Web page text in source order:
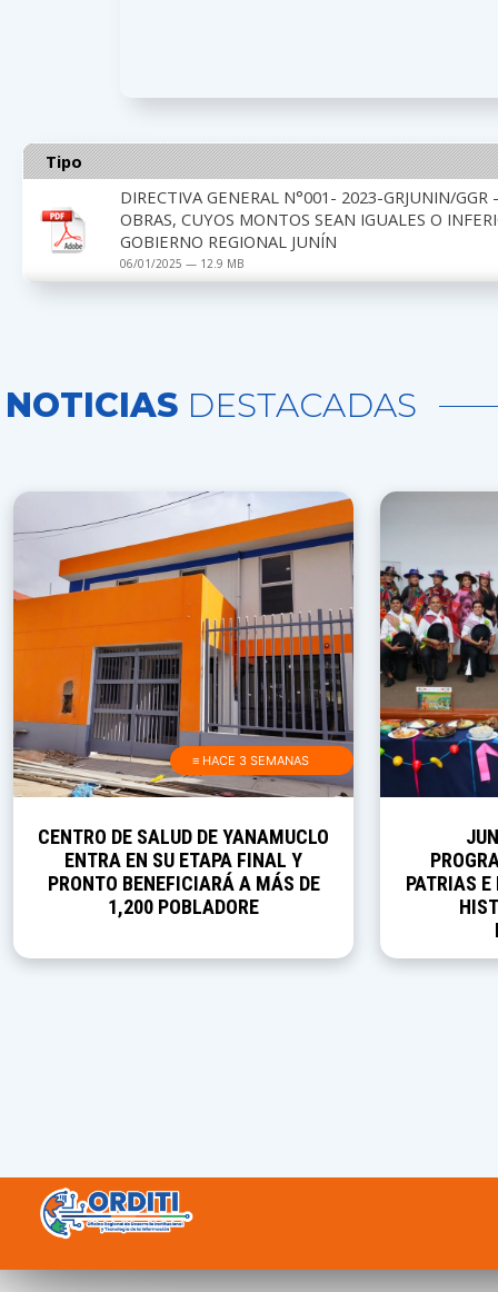
Tipo
DIRECTIVA GENERAL N°001- 2023-GRJUNIN/
OBRAS, CUYOS MONTOS SEAN IGUALES O
GOBIERNO REGIONAL JUNÍN
06/01/2025 — 12.9 MB
NOTICIAS DESTACADAS
≡ HACE 3 SEMANAS
CENTRO DE SALUD DE YANAMUCLO
ENTRA EN SU ETAPA FINAL Y
PRONTO BENEFICIARÁ A MÁS DE
1,200 POBLADORE
PATRIAS